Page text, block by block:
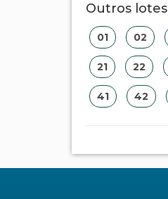
Outros lotes
01 02
21 22
41 42